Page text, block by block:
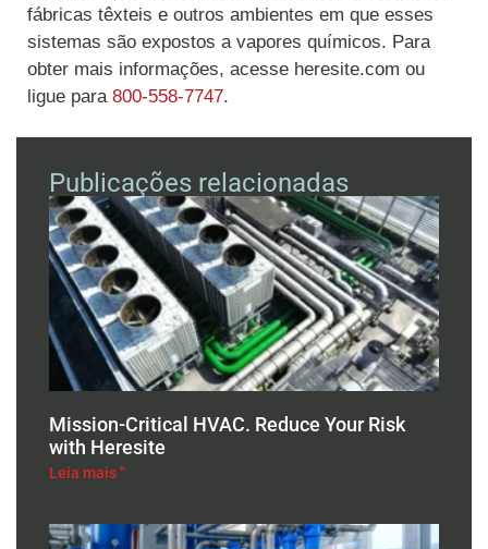
fábricas têxteis e outros ambientes em que esses
sistemas são expostos a vapores químicos. Para
obter mais informações, acesse heresite.com ou
ligue para 800-558-7747.
Publicações relacionadas
Mission-Critical HVAC. Reduce Your Risk
with Heresite
Leia mais "